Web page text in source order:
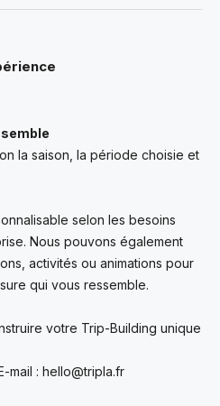
la saison, la période choisie et
selon les besoins
Nous pouvons également
activités ou animations pour
qui vous ressemble.
votre Trip-Building unique
mail : hello@tripla.fr